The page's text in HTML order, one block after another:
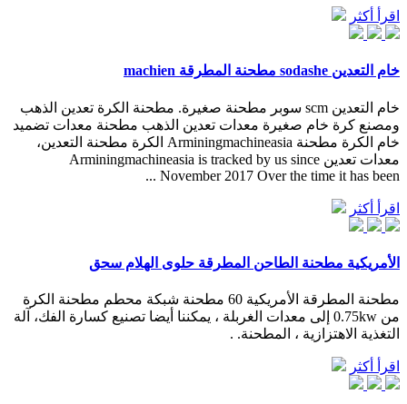
اقرأ أكثر
خام التعدين sodashe مطحنة المطرقة machien
خام التعدين scm سوبر مطحنة صغيرة. مطحنة الكرة تعدين الذهب
ومصنع كرة خام صغيرة معدات تعدين الذهب مطحنة معدات تضميد
خام الكرة مطحنة Arminingmachineasia الكرة مطحنة التعدين،
معدات تعدين Arminingmachineasia is tracked by us since
November 2017 Over the time it has been ...
اقرأ أكثر
الأمريكية مطحنة الطاحن المطرقة حلوى الهلام سحق
مطحنة المطرقة الأمريكية 60 مطحنة شبكة محطم مطحنة الكرة
من 0.75kw إلى معدات الغربلة ، يمكننا أيضا تصنيع كسارة الفك، آلة
التغذية الاهتزازية ، المطحنة. .
اقرأ أكثر